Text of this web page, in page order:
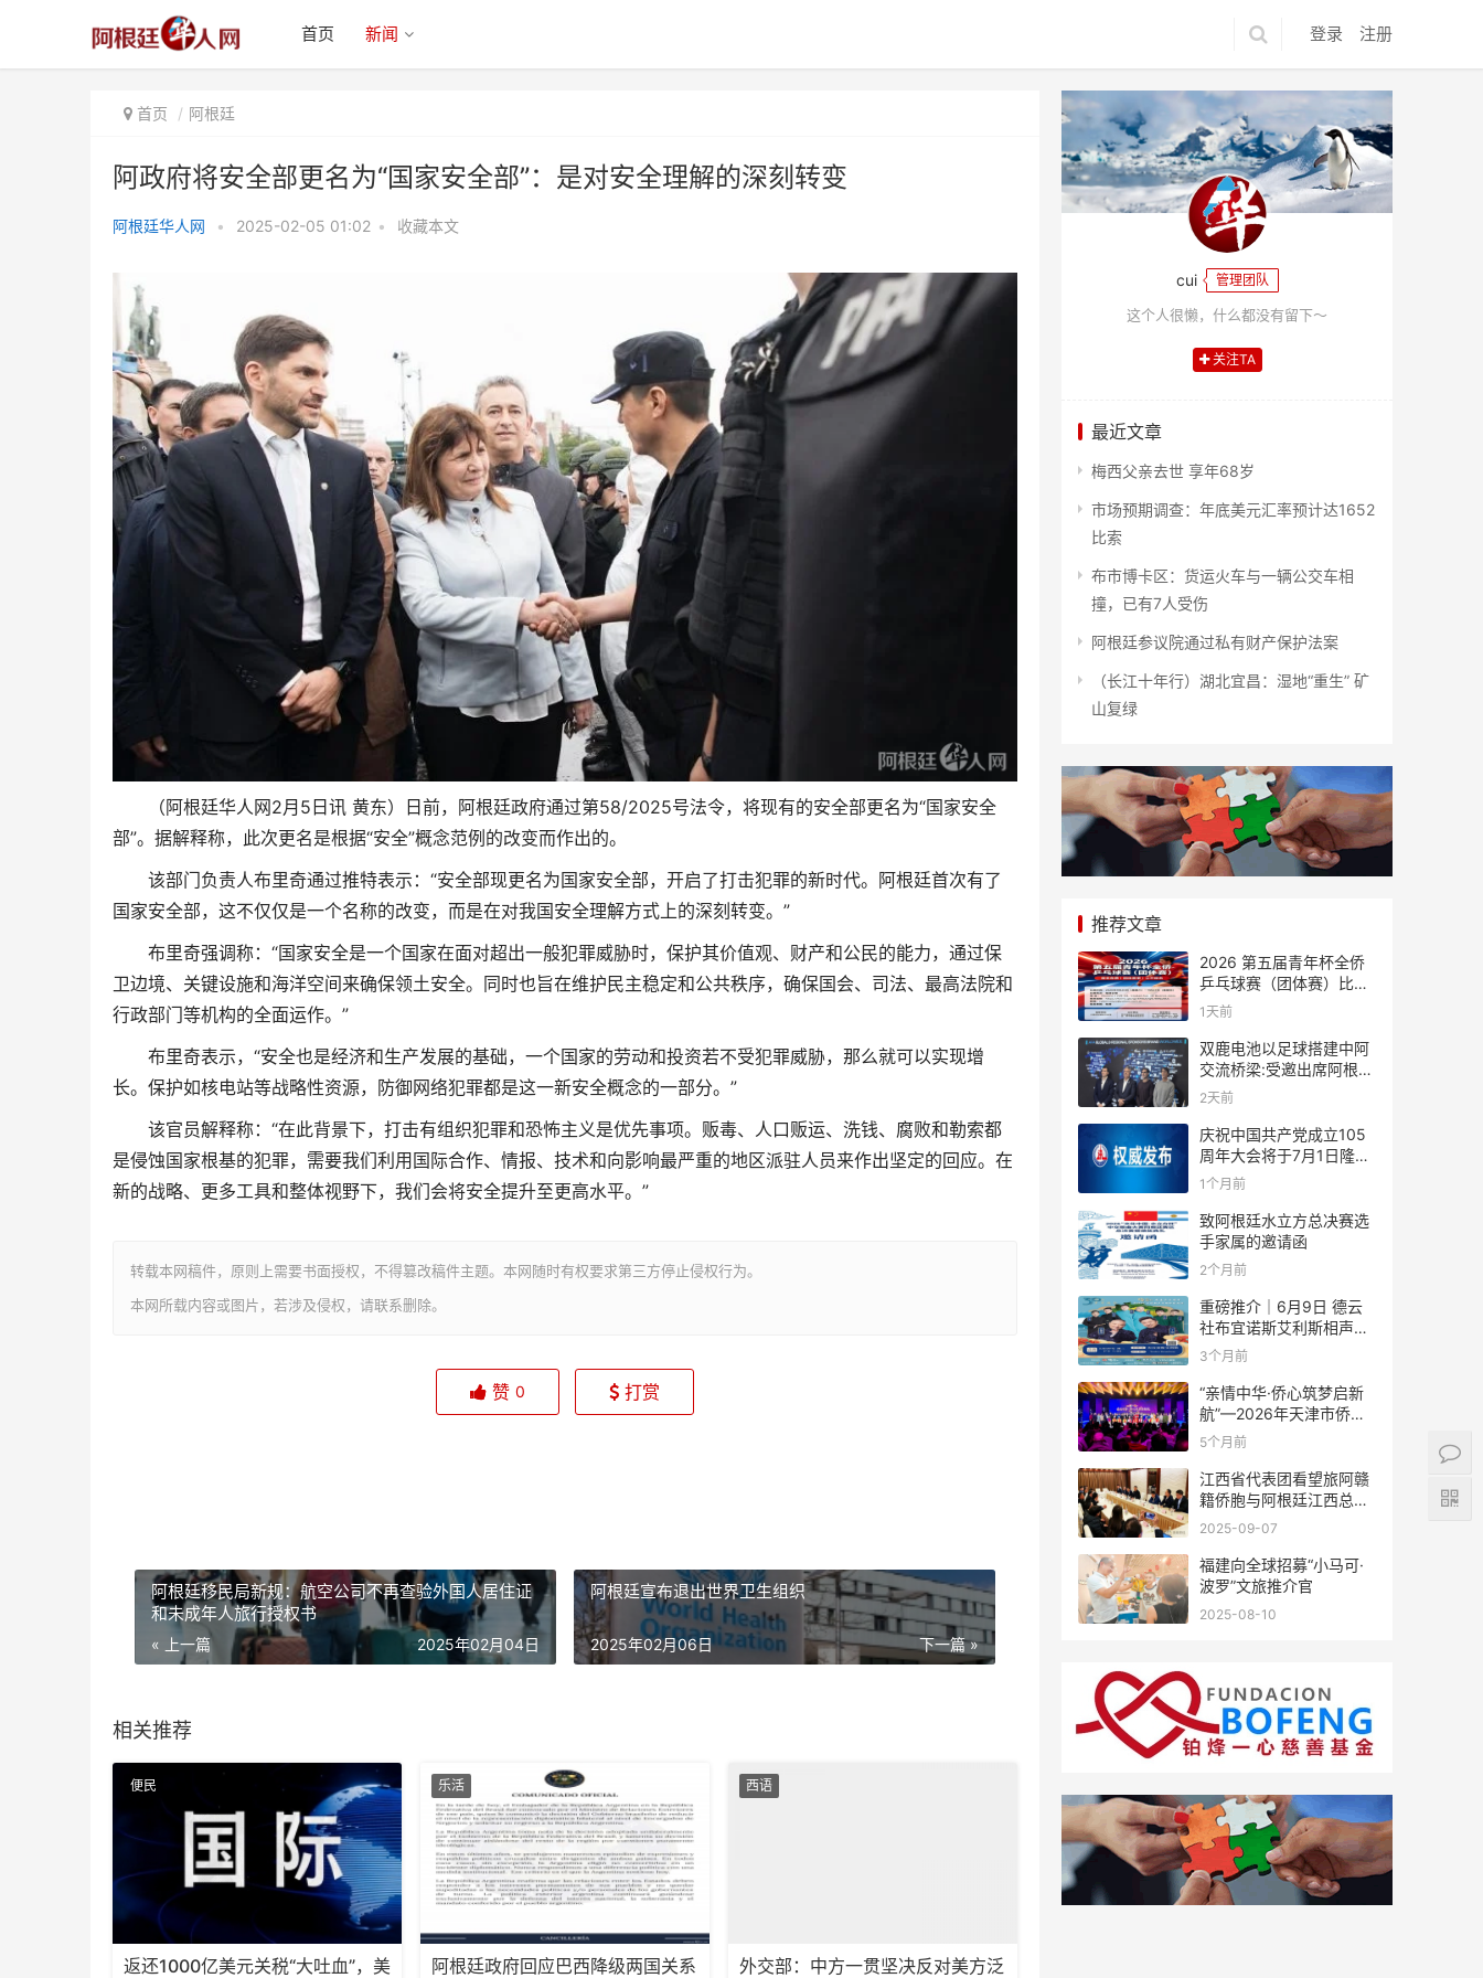
登录 注册
首页 新闻
首页 阿根廷
阿政府将安全部更名为“国家安全部”：是对安全理解的深刻转变
阿根廷华人网 • 2025-02-05 01:02 • 收藏本文
（阿根廷华人网2月5日讯 黄东）日前，阿根廷政府通过第58/2025号法令，将现有的安全部更名为“国家安全
部”。据解释称，此次更名是根据“安全”概念范例的改变而作出的。
该部门负责人布里奇通过推特表示：“安全部现更名为国家安全部，开启了打击犯罪的新时代。阿根廷首次有了
国家安全部，这不仅仅是一个名称的改变，而是在对我国安全理解方式上的深刻转变。”
布里奇强调称：“国家安全是一个国家在面对超出一般犯罪威胁时，保护其价值观、财产和公民的能力，通过保
卫边境、关键设施和海洋空间来确保领土安全。同时也旨在维护民主稳定和公共秩序，确保国会、司法、最高法院和
行政部门等机构的全面运作。”
布里奇表示，“安全也是经济和生产发展的基础，一个国家的劳动和投资若不受犯罪威胁，那么就可以实现增
长。保护如核电站等战略性资源，防御网络犯罪都是这一新安全概念的一部分。”
该官员解释称：“在此背景下，打击有组织犯罪和恐怖主义是优先事项。贩毒、人口贩运、洗钱、腐败和勒索都
是侵蚀国家根基的犯罪，需要我们利用国际合作、情报、技术和向影响最严重的地区派驻人员来作出坚定的回应。在
新的战略、更多工具和整体视野下，我们会将安全提升至更高水平。”
转载本网稿件，原则上需要书面授权，不得篡改稿件主题。本网随时有权要求第三方停止侵权行为。
本网所载内容或图片，若涉及侵权，请联系删除。
部”：是对安全理解的深
赞 0 打赏
阿根廷移民局新规：航空公司不再查验外国人居住证
和未成年人旅行授权书
« 上一篇 2025年02月04日
阿根廷宣布退出世界卫生组织
下一篇 »
2025年02月06日
相关推荐
便民
返还1000亿美元关税“大吐血”，美
乐活
阿根廷政府回应巴西降级两国关系
西语
外交部：中方一贯坚决反对美方泛
cui 管理团队
这个人很懒，什么都没有留下～
关注TA
最近文章
梅西父亲去世 享年68岁
市场预期调查：年底美元汇率预计达1652
比索
布市博卡区：货运火车与一辆公交车相
撞，已有7人受伤
阿根廷参议院通过私有财产保护法案
（长江十年行）湖北宜昌：湿地“重生” 矿
山复绿
推荐文章
2026 第五届青年杯全侨
乒乓球赛（团体赛）比赛
规则
1天前
双鹿电池以足球搭建中阿
交流桥梁:受邀出席阿根廷
足协赞助商招待会！
2天前
庆祝中国共产党成立105
周年大会将于7月1日隆重
举行
1个月前
致阿根廷水立方总决赛选
手家属的邀请函
2个月前
重磅推介｜6月9日 德云
社布宜诺斯艾利斯相声专
场！国风曲艺邂逅南美风
结！
3个月前
“亲情中华·侨心筑梦启新
航”—2026年天津市侨界
新春联谊活动成功举办
5个月前
江西省代表团看望旅阿赣
籍侨胞与阿根廷江西总商
会座谈
2025-09-07
福建向全球招募“小马可·
波罗”文旅推介官
2025-08-10